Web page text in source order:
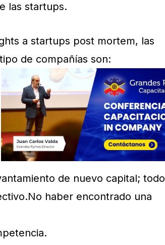
las startups.
a startups post mortem, las
de compañías son:
de nuevo capital; todo
haber encontrado una